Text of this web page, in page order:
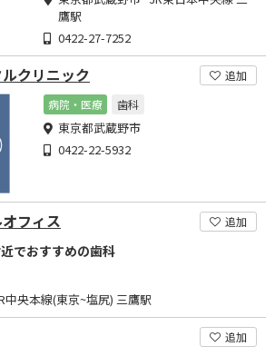
鷹駅
0422-27-7252
クリニック
追加
病院・医療
歯科
東京都武蔵野市
0422-22-5932
フィス 追加
でおすすめの歯科
央本線(東京~塩尻) 三鷹駅
追加